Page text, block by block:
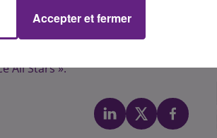
All Stars ».
Accepter et fermer